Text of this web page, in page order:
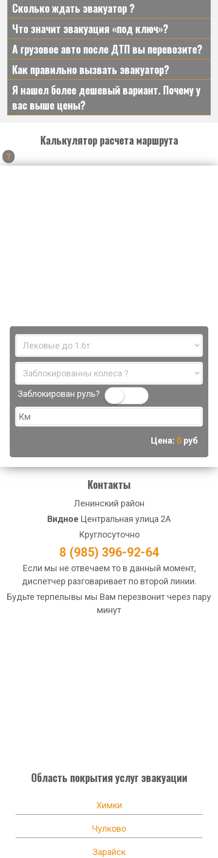
Сколько ждать эвакуатор ?
Что значит эвакуация «под ключ»?
А грузовое авто после ДТП вы перевозите?
Как правильно вызвать эвакуатор?
Я нашел более дешевый вариант. Почему у
вас выше цены?
Калькулятор расчета маршрута
?
Заблокирован руль?
Цена: 0 руб
Контакты
Ленинский район
Видное Центральная улица 2А
Круглосуточно
8 (985) 396-92-64
Если мы не отвечаем то в данный момент,
диспетчер разговаривает по второй линии.
Будьте терпелывы мы Вам перезвонит через пару
минут
Область покрытия услуг эвакуации
Химки
Чулково
Зарайск